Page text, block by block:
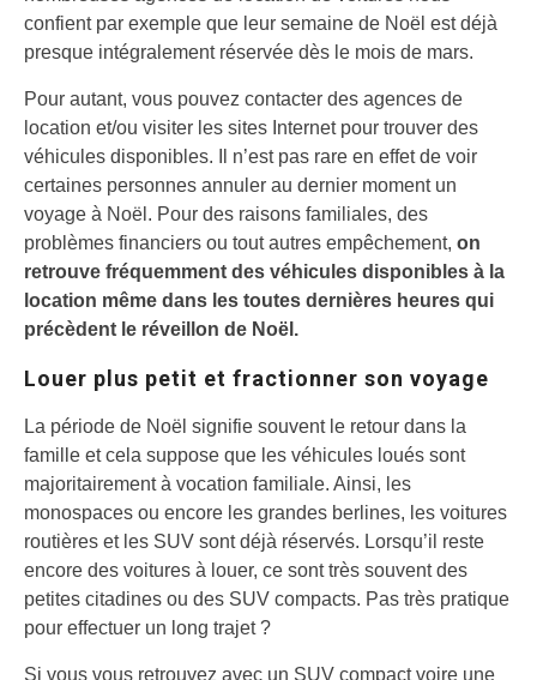
confient par exemple que leur semaine de Noël est déjà
presque intégralement réservée dès le mois de mars.
Pour autant, vous pouvez contacter des agences de
location et/ou visiter les sites Internet pour trouver des
véhicules disponibles. Il n’est pas rare en effet de voir
certaines personnes annuler au dernier moment un
voyage à Noël. Pour des raisons familiales, des
problèmes financiers ou tout autres empêchement, on
retrouve fréquemment des véhicules disponibles à la
location même dans les toutes dernières heures qui
précèdent le réveillon de Noël.
Louer plus petit et fractionner son voyage
La période de Noël signifie souvent le retour dans la
famille et cela suppose que les véhicules loués sont
majoritairement à vocation familiale. Ainsi, les
monospaces ou encore les grandes berlines, les voitures
routières et les SUV sont déjà réservés. Lorsqu’il reste
encore des voitures à louer, ce sont très souvent des
petites citadines ou des SUV compacts. Pas très pratique
pour effectuer un long trajet ?
Si vous vous retrouvez avec un SUV compact voire une